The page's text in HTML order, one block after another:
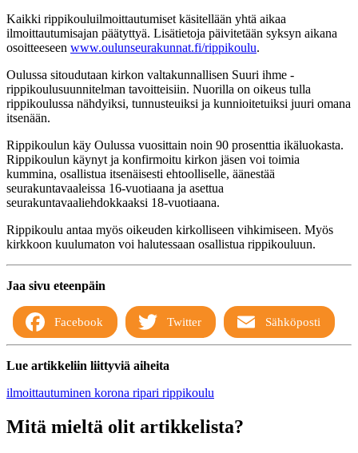
Kaikki rippikouluilmoittautumiset käsitellään yhtä aikaa
ilmoittautumisajan päätyttyä. Lisätietoja päivitetään syksyn aikana
osoitteeseen www.oulunseurakunnat.fi/rippikoulu.
Oulussa sitoudutaan kirkon valtakunnallisen Suuri ihme -
rippikoulusuunnitelman tavoitteisiin. Nuorilla on oikeus tulla
rippikoulussa nähdyiksi, tunnusteuiksi ja kunnioitetuiksi juuri omana
itsenään.
Rippikoulun käy Oulussa vuosittain noin 90 prosenttia ikäluokasta.
Rippikoulun käynyt ja konfirmoitu kirkon jäsen voi toimia
kummina, osallistua itsenäisesti ehtoolliselle, äänestää
seurakuntavaaleissa 16-vuotiaana ja asettua
seurakuntavaaliehdokkaaksi 18-vuotiaana.
Rippikoulu antaa myös oikeuden kirkolliseen vihkimiseen. Myös
kirkkoon kuulumaton voi halutessaan osallistua rippikouluun.
Jaa sivu eteenpäin
Facebook Twitter Sähköposti
Lue artikkeliin liittyviä aiheita
ilmoittautuminen korona ripari rippikoulu
Mitä mieltä olit artikkelista?